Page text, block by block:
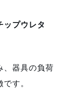
ップウレタ
、器具の負荷
す。